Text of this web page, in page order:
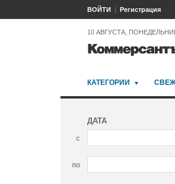
ВОЙТИ Регистрация
10 АВГУСТА,
КАТЕГОРИИ
ДАТА
с
по